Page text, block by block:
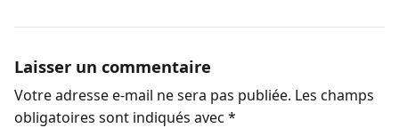
Laisser un commentaire
Votre adresse e-mail ne sera pas publiée. Les champs
obligatoires sont indiqués avec *